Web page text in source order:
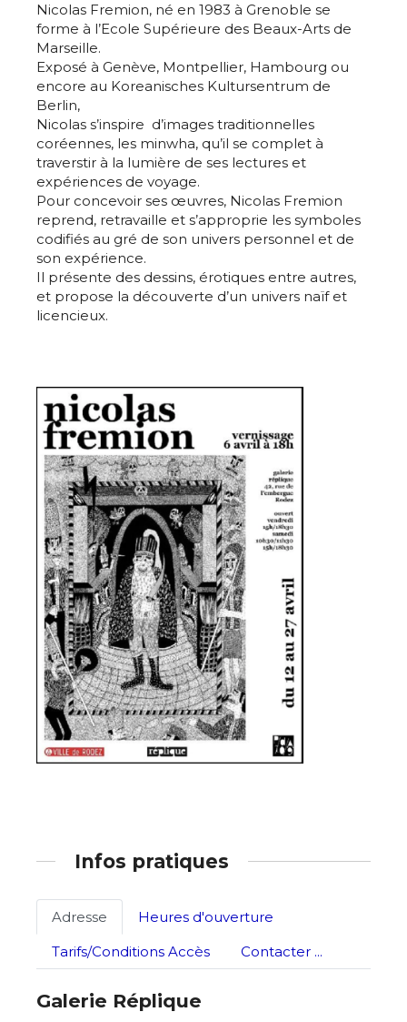
Adresse email*
Nom
Prénom
Statut / Organisation
Adresse email*
Statut / Organisation
J'accepte lestermes et conditions
Nicolas Fremion, né en 1983 à Grenoble se
forme à l’Ecole Supérieure des Beaux-Arts de
Marseille.
Exposé à Genève, Montpellier, Hambourg ou
encore au Koreanisches Kultursentrum de
Berlin,
Nicolas s’inspire d’images traditionnelles
coréennes, les minwha, qu’il se complet à
traverstir à la lumière de ses lectures et
expériences de voyage.
Pour concevoir ses œuvres, Nicolas Fremion
reprend, retravaille et s’approprie les symboles
codifiés au gré de son univers personnel et de
son expérience.
Il présente des dessins, érotiques entre autres,
et propose la découverte d’un univers naïf et
licencieux.
Infos pratiques
Adresse
Heures d'ouverture
Tarifs/Conditions Accès
Contacter ...
Galerie Réplique